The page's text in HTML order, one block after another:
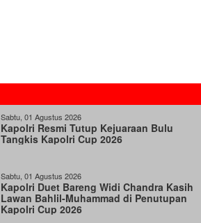
Sabtu, 01 Agustus 2026
Kapolri Resmi Tutup Kejuaraan Bulu
Tangkis Kapolri Cup 2026
Sabtu, 01 Agustus 2026
Kapolri Duet Bareng Widi Chandra Kasih
Lawan Bahlil-Muhammad di Penutupan
Kapolri Cup 2026